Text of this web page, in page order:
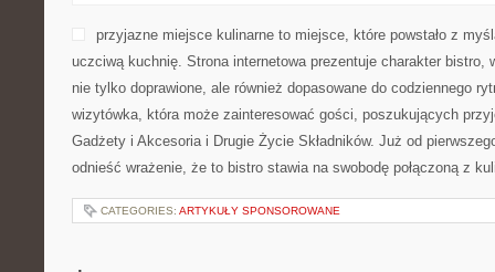
przyjazne miejsce kulinarne to miejsce, które powstało z
uczciwą kuchnię. Strona internetowa prezentuje charakter bistro,
nie tylko doprawione, ale również dopasowane do codziennego
wizytówka, która może zainteresować gości, poszukujących
Gadżety i Akcesoria i Drugie Życie Składników. Już od
odnieść wrażenie, że to bistro stawia na swobodę połączoną z
CATEGORIES: ARTYKUŁY SPONSOROWANE